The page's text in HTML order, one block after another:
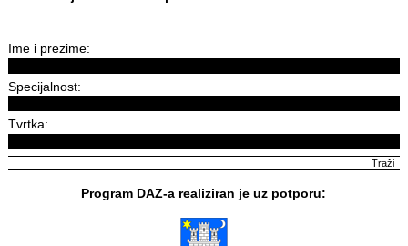
Ime i prezime:
Specijalnost:
Tvrtka:
Program DAZ-a realiziran je uz potporu: